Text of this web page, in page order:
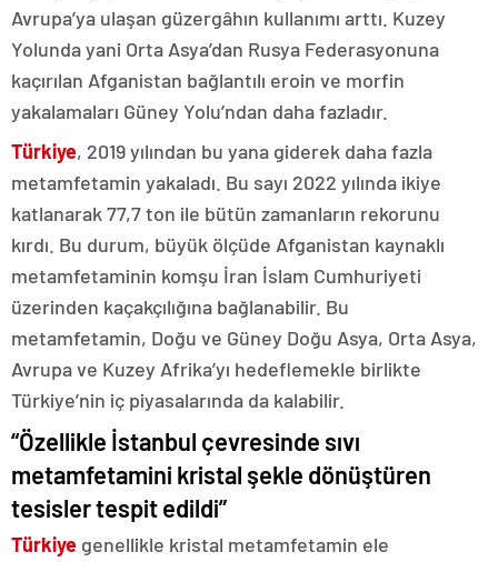
Avrupa’ya ulaşan güzergâhın kullanımı arttı. Kuzey
Yolunda yani Orta Asya’dan Rusya Federasyonuna
kaçırılan Afganistan bağlantılı eroin ve morfin
yakalamaları Güney Yolu’ndan daha fazladır.
Türkiye, 2019 yılından bu yana giderek daha fazla
metamfetamin yakaladı. Bu sayı 2022 yılında ikiye
katlanarak 77,7 ton ile bütün zamanların rekorunu
kırdı. Bu durum, büyük ölçüde Afganistan kaynaklı
metamfetaminin komşu İran İslam Cumhuriyeti
üzerinden kaçakçılığına bağlanabilir. Bu
metamfetamin, Doğu ve Güney Doğu Asya, Orta Asya,
Avrupa ve Kuzey Afrika’yı hedeflemekle birlikte
Türkiye’nin iç piyasalarında da kalabilir.
“Özellikle İstanbul çevresinde sıvı
metamfetamini kristal şekle dönüştüren
tesisler tespit edildi”
Türkiye genellikle kristal metamfetamin ele